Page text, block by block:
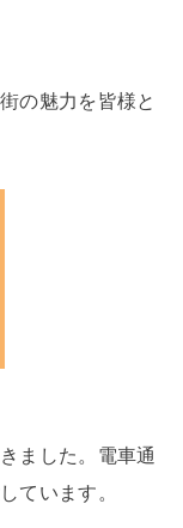
の魅力を皆様と
ました。電車通
ています。